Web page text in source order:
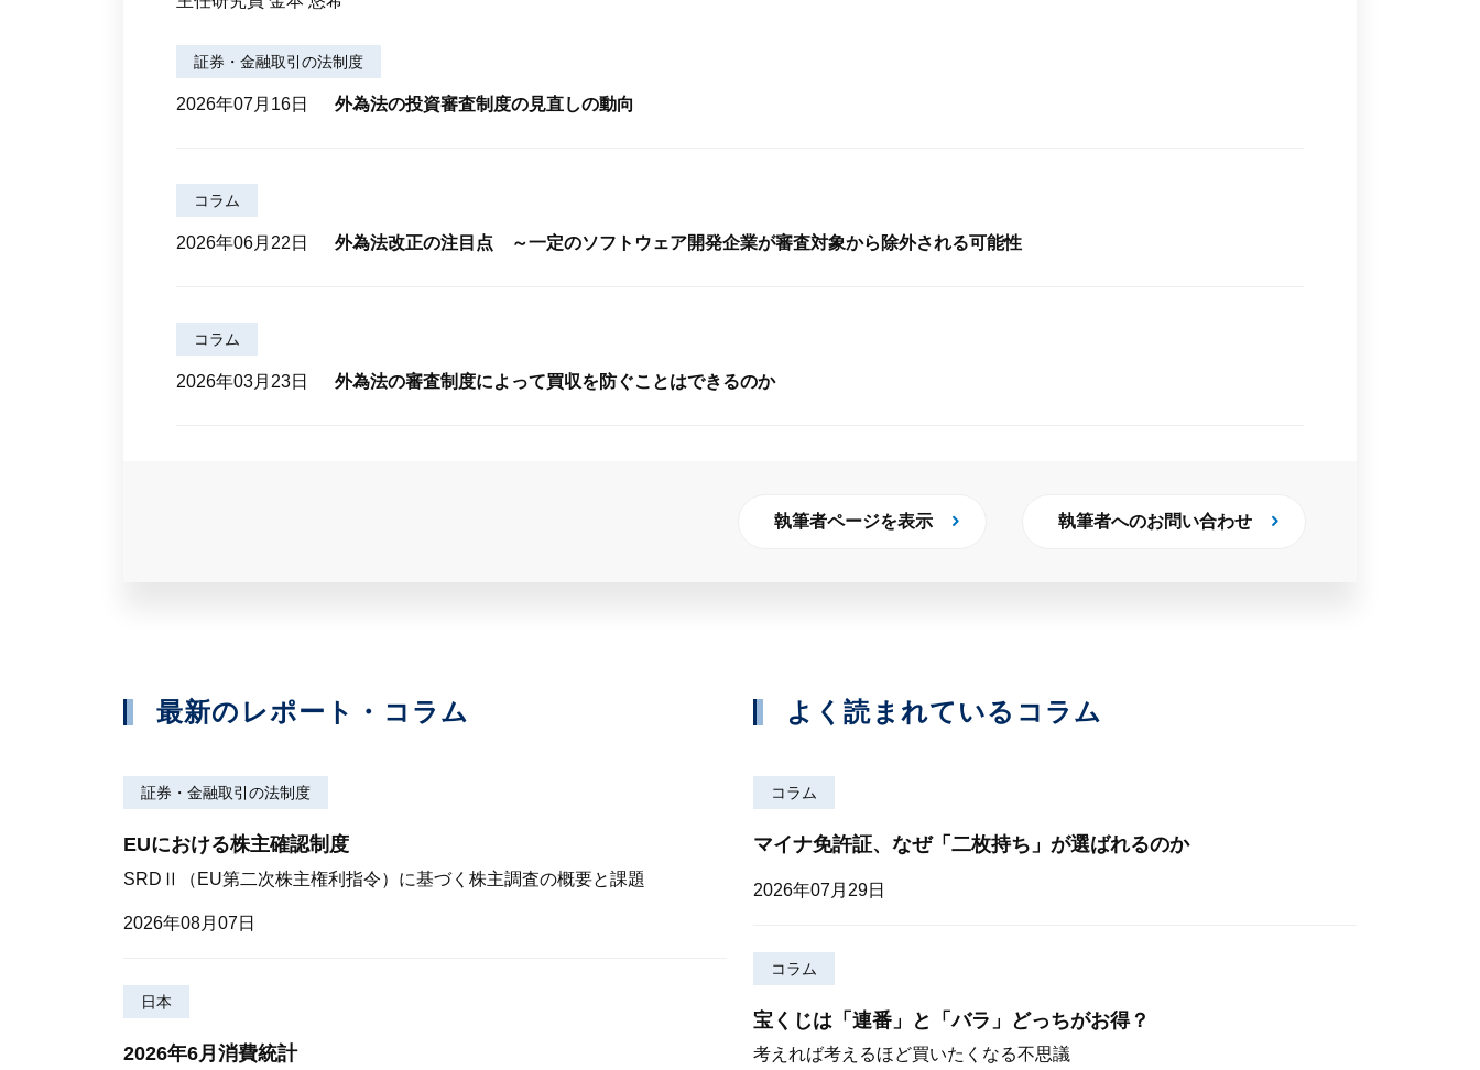
証券・金融取引の法制度
2026年07月16日 外為法の投資審査制度の見直しの動向
コラム
2026年06月22日 外為法改正の注目点 ～一定のソフトウェア開発企業が審査対象から除外される可能性
コラム
2026年03月23日 外為法の審査制度によって買収を防ぐことはできるのか
執筆者ページを表示 執筆者へのお問い合わせ
最新のレポート・コラム
証券・金融取引の法制度
EUにおける株主確認制度
SRDⅡ（EU第二次株主権利指令）に基づく株主調査の概要と課題
2026年08月07日
日本
2026年6月消費統計
よく読まれているコラム
コラム
マイナ免許証、なぜ「二枚持ち」が選ばれるのか
2026年07月29日
コラム
宝くじは「連番」と「バラ」どっちがお得？
考えれば考えるほど買いたくなる不思議